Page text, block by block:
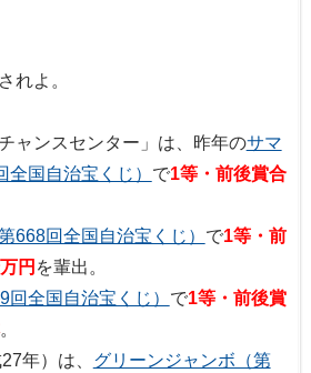
れよ。
ャンスセンター」は、昨年のサマ
国自治宝くじ） で1等・前後賞合
668回全国自治宝くじ） で1等・前
円 を輩出。
全国自治宝くじ） で1等・前後賞
。
年）は、 グリーンジャンボ（第